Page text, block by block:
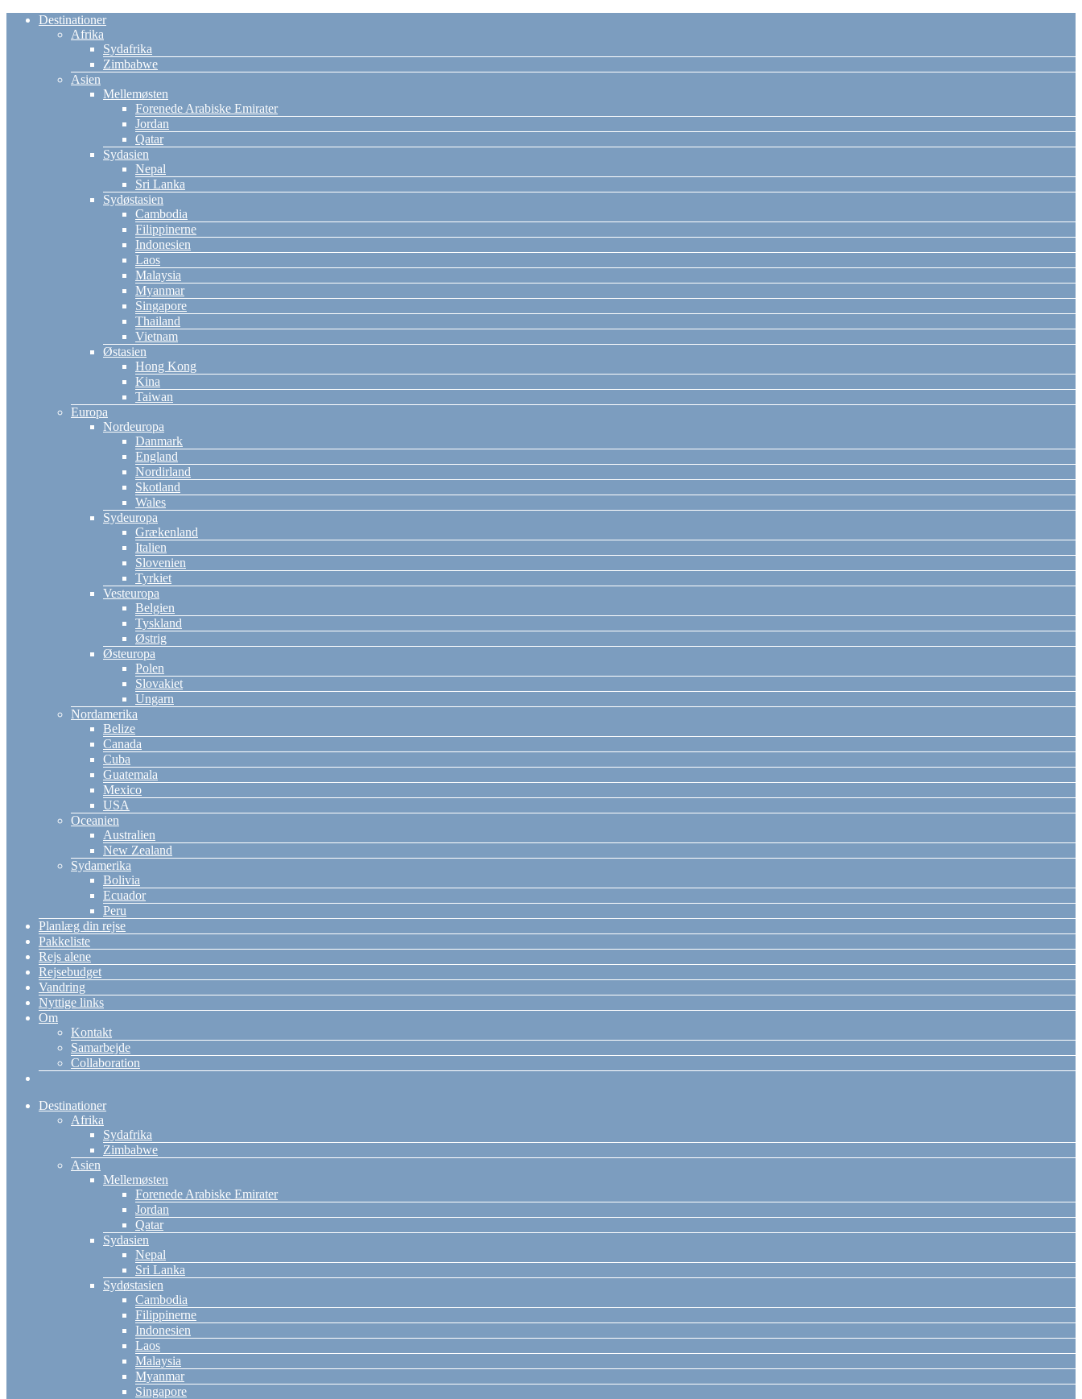
Destinationer
Afrika
Sydafrika
Zimbabwe
Asien
Mellemøsten
Forenede Arabiske Emirater
Jordan
Qatar
Sydasien
Nepal
Sri Lanka
Sydøstasien
Cambodia
Filippinerne
Indonesien
Laos
Malaysia
Myanmar
Singapore
Thailand
Vietnam
Østasien
Hong Kong
Kina
Taiwan
Europa
Nordeuropa
Danmark
England
Nordirland
Skotland
Wales
Sydeuropa
Grækenland
Italien
Slovenien
Tyrkiet
Vesteuropa
Belgien
Tyskland
Østrig
Østeuropa
Polen
Slovakiet
Ungarn
Nordamerika
Belize
Canada
Cuba
Guatemala
Mexico
USA
Oceanien
Australien
New Zealand
Sydamerika
Bolivia
Ecuador
Peru
Planlæg din rejse
Pakkeliste
Rejs alene
Rejsebudget
Vandring
Nyttige links
Om
Kontakt
Samarbejde
Collaboration
Destinationer
Afrika
Sydafrika
Zimbabwe
Asien
Mellemøsten
Forenede Arabiske Emirater
Jordan
Qatar
Sydasien
Nepal
Sri Lanka
Sydøstasien
Cambodia
Filippinerne
Indonesien
Laos
Malaysia
Myanmar
Singapore